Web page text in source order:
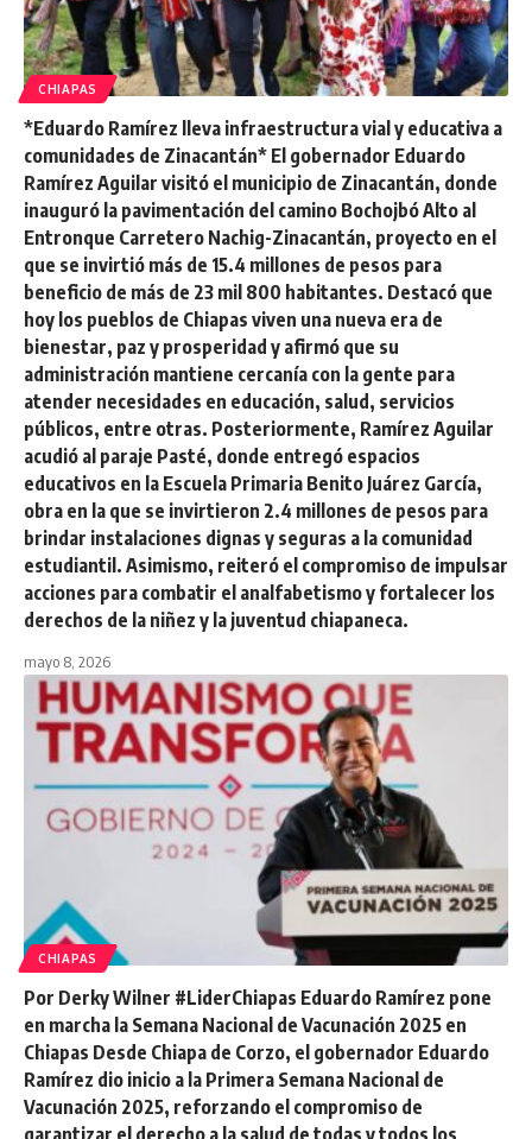
CHIAPAS
*Eduardo Ramírez lleva infraestructura vial y educativa a
comunidades de Zinacantán* El gobernador Eduardo
Ramírez Aguilar visitó el municipio de Zinacantán, donde
inauguró la pavimentación del camino Bochojbó Alto al
Entronque Carretero Nachig-Zinacantán, proyecto en el
que se invirtió más de 15.4 millones de pesos para
beneficio de más de 23 mil 800 habitantes. Destacó que
hoy los pueblos de Chiapas viven una nueva era de
bienestar, paz y prosperidad y afirmó que su
administración mantiene cercanía con la gente para
atender necesidades en educación, salud, servicios
públicos, entre otras. Posteriormente, Ramírez Aguilar
acudió al paraje Pasté, donde entregó espacios
educativos en la Escuela Primaria Benito Juárez García,
obra en la que se invirtieron 2.4 millones de pesos para
brindar instalaciones dignas y seguras a la comunidad
estudiantil. Asimismo, reiteró el compromiso de impulsar
acciones para combatir el analfabetismo y fortalecer los
derechos de la niñez y la juventud chiapaneca.
mayo 8, 2026
CHIAPAS
Por Derky Wilner #LiderChiapas Eduardo Ramírez pone
en marcha la Semana Nacional de Vacunación 2025 en
Chiapas Desde Chiapa de Corzo, el gobernador Eduardo
Ramírez dio inicio a la Primera Semana Nacional de
Vacunación 2025, reforzando el compromiso de